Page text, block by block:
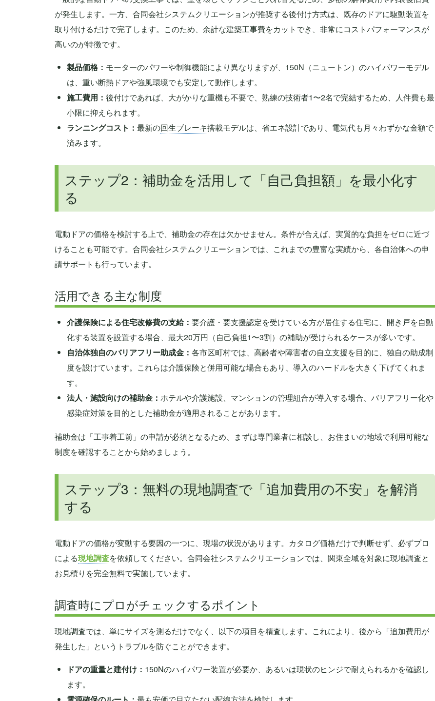
が発生します。一方、合同会社システムクリエーションが推奨する後付け方式は、既存のドアに駆動装置を
取り付けるだけで完了します。このため、余計な建築工事費をカットでき、非常にコストパフォーマンスが
高いのが特徴です。
製品価格： モーターのパワーや制御機能により異なりますが、150N（ニュートン）のハイパワーモデル
は、重い断熱ドアや強風環境でも安定して動作します。
施工費用： 後付けであれば、大がかりな重機も不要で、熟練の技術者1〜2名で完結するため、人件費も最
小限に抑えられます。
ランニングコスト： 最新の回生ブレーキ搭載モデルは、省エネ設計であり、電気代も月々わずかな金額で
済みます。
ステップ2：補助金を活用して「自己負担額」を最小化す
る
電動ドアの価格を検討する上で、補助金の存在は欠かせません。条件が合えば、実質的な負担をゼロに近づ
けることも可能です。合同会社システムクリエーションでは、これまでの豊富な実績から、各自治体への申
請サポートも行っています。
活用できる主な制度
介護保険による住宅改修費の支給： 要介護・要支援認定を受けている方が居住する住宅に、開き戸を自動
化する装置を設置する場合、最大20万円（自己負担1〜3割）の補助が受けられるケースが多いです。
自治体独自のバリアフリー助成金： 各市区町村では、高齢者や障害者の自立支援を目的に、独自の助成制
度を設けています。これらは介護保険と併用可能な場合もあり、導入のハードルを大きく下げてくれま
す。
法人・施設向けの補助金： ホテルや介護施設、マンションの管理組合が導入する場合、バリアフリー化や
感染症対策を目的とした補助金が適用されることがあります。
補助金は「工事着工前」の申請が必須となるため、まずは専門業者に相談し、お住まいの地域で利用可能な
制度を確認することから始めましょう。
ステップ3：無料の現地調査で「追加費用の不安」を解消
する
電動ドアの価格が変動する要因の一つに、現場の状況があります。カタログ価格だけで判断せず、必ずプロ
による現地調査を依頼してください。合同会社システムクリエーションでは、関東全域を対象に現地調査と
お見積りを完全無料で実施しています。
調査時にプロがチェックするポイント
現地調査では、単にサイズを測るだけでなく、以下の項目を精査します。これにより、後から「追加費用が
発生した」というトラブルを防ぐことができます。
ドアの重量と建付け： 150Nのハイパワー装置が必要か、あるいは現状のヒンジで耐えられるかを確認し
ます。